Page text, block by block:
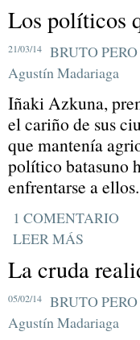
Los políticos
21/03/14
BRUTO
Agustín Madariaga
Iñaki Azkuna,
el cariño de sus
que mantenía
político batasuno
enfrentarse a ellos.
1 COMENTARIO
LEER MÁS
La cruda
05/02/14
BRUTO
Agustín Madariaga